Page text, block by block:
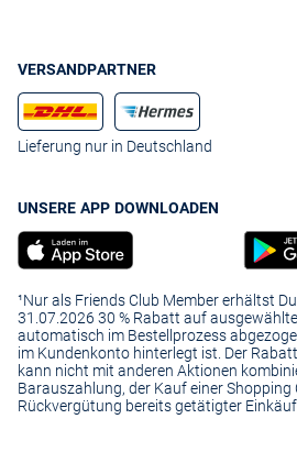
VERSANDPARTNER
Lieferung nur in Deutschland
UNSERE APP DOWNLOADEN
¹Nur als Friends Club Member erhältst
31.07.2026 30 % Rabatt auf
automatisch im Bestellprozess
im Kundenkonto hinterlegt ist. Der
kann nicht mit anderen Aktionen
Barauszahlung, der Kauf einer Shopping
Rückvergütung bereits getätigter